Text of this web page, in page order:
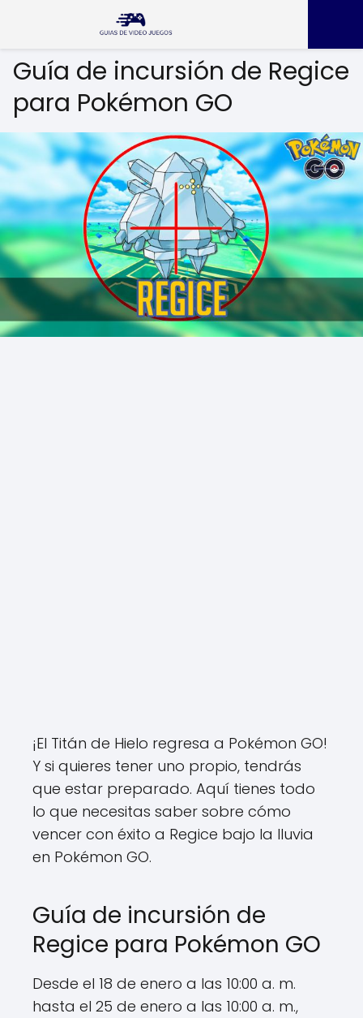
Guía de incursión de Regice
para Pokémon GO
¡El Titán de Hielo regresa a Pokémon GO!
Y si quieres tener uno propio, tendrás
que estar preparado. Aquí tienes todo
lo que necesitas saber sobre cómo
vencer con éxito a Regice bajo la lluvia
en Pokémon GO.
Guía de incursión de
Regice para Pokémon GO
Desde el 18 de enero a las 10:00 a. m.
hasta el 25 de enero a las 10:00 a. m.,